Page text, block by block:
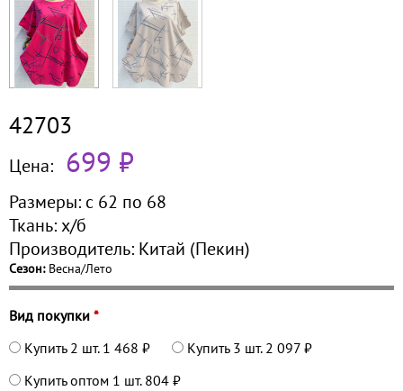
42703
Цена: 699 ₽
Размеры: с 62 по 68
Ткань:х/б
Производитель: Китай (Пекин)
Сезон: Весна/Лето
Вид покупки *
Купить 2 шт. 1 468 ₽ Купить 3 шт. 2 097 ₽
Купить оптом 1 шт. 804 ₽